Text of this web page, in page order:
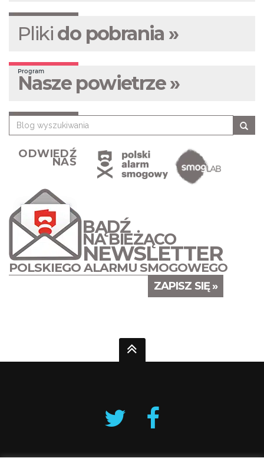
Pliki do pobrania »
Program
Nasze powietrze »
ODWIEDŹ
NAS
BĄDŹ
NA BIEŻĄCO
NEWSLETTER
POLSKIEGO ALARMU SMOGOWEGO
ZAPISZ SIĘ »